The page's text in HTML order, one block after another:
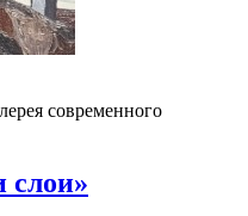
современного
слои»